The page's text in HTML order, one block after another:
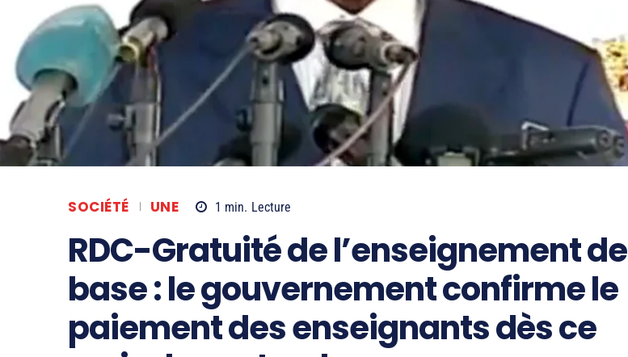
SOCIÉTÉ UNE 1 min. Lecture
RDC-Gratuité de l’enseignement de
base : le gouvernement confirme le
paiement des enseignants dès ce